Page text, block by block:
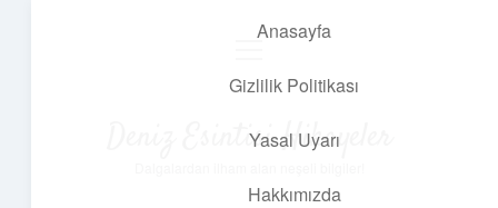
Anasayfa
Gizlilik Politikası
Yasal Uyarı
Hakkımızda
Deniz Esintisi Hikayeler